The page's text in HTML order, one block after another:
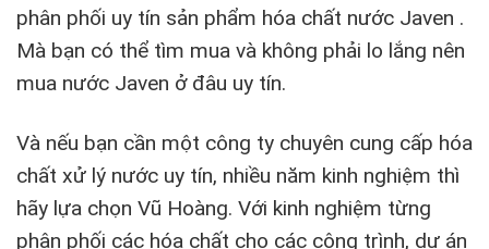
phân phối uy tín sản phẩm hóa chất nước Javen .
Mà bạn có thể tìm mua và không phải lo lắng nên
mua nước Javen ở đâu uy tín.
Và nếu bạn cần một công ty chuyên cung cấp hóa
chất xử lý nước uy tín, nhiều năm kinh nghiệm thì
hãy lựa chọn Vũ Hoàng. Với kinh nghiệm từng
phân phối các hóa chất cho các công trình, dự án